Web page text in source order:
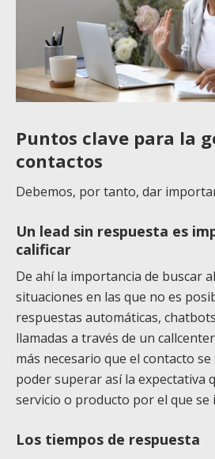
Puntos clave para la
contactos
Debemos, por tanto, dar
Un lead sin respuesta es
calificar
De ahí la importancia de buscar
situaciones en las que no es
respuestas automáticas,
llamadas a través de un
más necesario que el contacto
poder superar así la expectativa
servicio o producto por el que se
Los tiempos de respuesta